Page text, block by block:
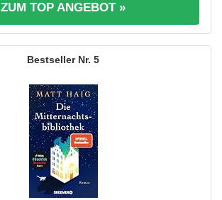
ZUM TOP ANGEBOT »
5